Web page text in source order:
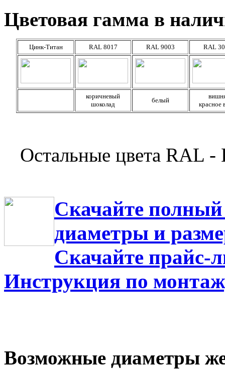
Цветовая гамма в
Цинк-Титан RAL 8017 RAL 9003 RAL
коричневый
шоколад
белый
красное
Остальные цвета
Скачайте
диаметры и
Скачайте прайс-
Инструкция по
Возможные диаметры